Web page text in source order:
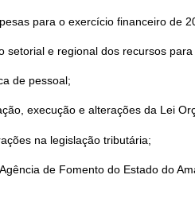
para o exercício financeiro de
setorial e regional dos recursos
de pessoal;
execução e alterações da Lei
na legislação tributária;
de Fomento do Estado do